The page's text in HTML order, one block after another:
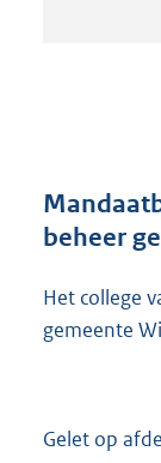
beheer
Het college
gemeente
Gelet op